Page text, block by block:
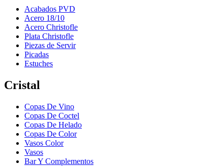
Acabados PVD
Acero 18/10
Acero Christofle
Plata Christofle
Piezas de Servir
Picadas
Estuches
Cristal
Copas De Vino
Copas De Coctel
Copas De Helado
Copas De Color
Vasos Color
Vasos
Bar Y Complementos